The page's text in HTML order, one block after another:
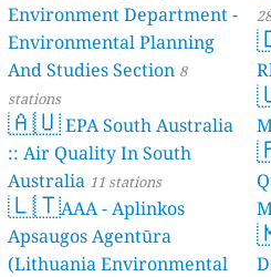
Environment Department -
Environmental Planning
And Studies Section 8
stations
🇦🇺EPA South Australia
:: Air Quality In South
Australia 11 stations
🇱🇹AAA - Aplinkos
Apsaugos Agentūra
(Lithuania Environmental